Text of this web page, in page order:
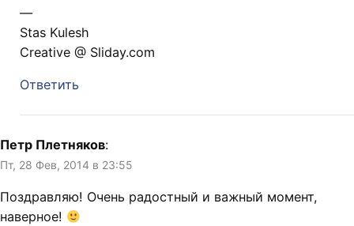
—
Stas Kulesh
Creative @ Sliday.com
Ответить
Петр Плетняков:
Пт, 28 Фев, 2014 в 23:55
Поздравляю! Очень радостный и важный момент,
наверное!